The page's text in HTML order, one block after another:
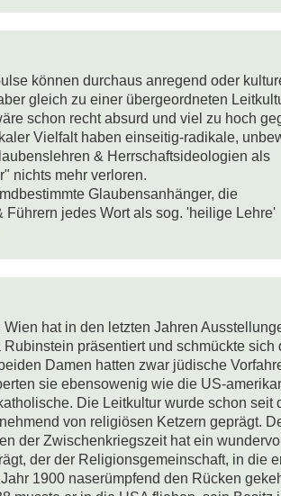
können durchaus anregend oder
gleich zu einer übergeordneten
schon recht absurd und viel zu hoch
Vielfalt haben einseitig-radikale,
& Herrschaftsideologien als
nichts mehr verloren.
Glaubensanhänger, die
Führern jedes Wort als sog. 'heilige Lehre'
hat in den letzten Jahren
präsentiert und schmückte sich
Damen hatten zwar jüdische
sie ebensowenig wie die US-
Die Leitkultur wurde schon seit
von religiösen Ketzern geprägt.
der Zwischenkriegszeit hat ein
der der Religionsgemeinschaft, in die
1900 naserümpfend den Rücken